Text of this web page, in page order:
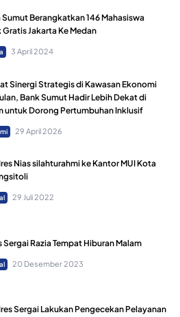
Sumut Berangkatkan 146 Mahasiswa
Gratis Jakarta Ke Medan
3 April 2024
Sinergi Strategis di Kawasan Ekonomi
Bank Sumut Hadir Lebih Dekat di
untuk Dorong Pertumbuhan Inklusif
29 April 2026
Nias silahturahmi ke Kantor MUI Kota
29 Juli 2022
Sergai Razia Tempat Hiburan Malam
20 Desember 2023
Sergai Lakukan Pengecekan Pelayanan